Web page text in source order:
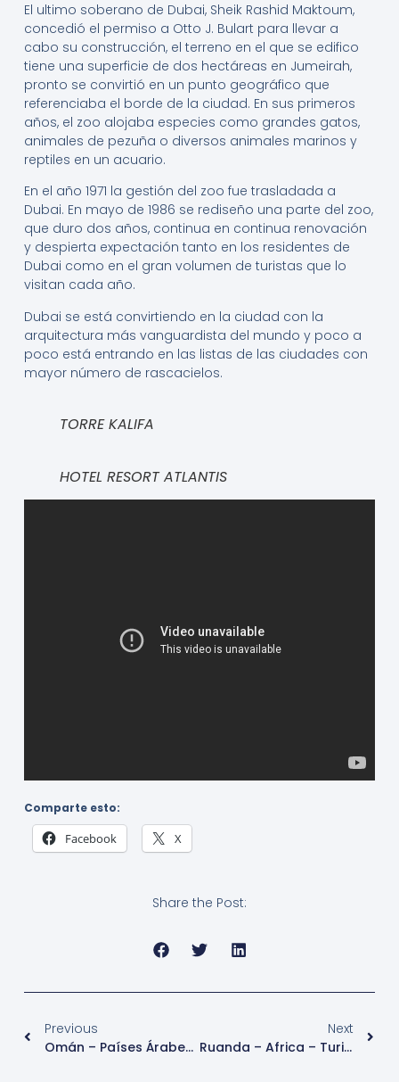
El ultimo soberano de Dubai, Sheik Rashid Maktoum,
concedió el permiso a Otto J. Bulart para llevar a
cabo su construcción, el terreno en el que se edifico
tiene una superficie de dos hectáreas en Jumeirah,
pronto se convirtió en un punto geográfico que
referenciaba el borde de la ciudad. En sus primeros
años, el zoo alojaba especies como grandes gatos,
animales de pezuña o diversos animales marinos y
reptiles en un acuario.
En el año 1971 la gestión del zoo fue trasladada a
Dubai. En mayo de 1986 se rediseño una parte del zoo,
que duro dos años, continua en continua renovación
y despierta expectación tanto en los residentes de
Dubai como en el gran volumen de turistas que lo
visitan cada año.
Dubai se está convirtiendo en la ciudad con la
arquitectura más vanguardista del mundo y poco a
poco está entrando en las listas de las ciudades con
mayor número de rascacielos.
TORRE KALIFA
HOTEL RESORT ATLANTIS
Comparte esto:
Facebook X
Share the Post:
Previous
Omán – Países Árabes – Turismo
Next
Ruanda – Africa – Turismo